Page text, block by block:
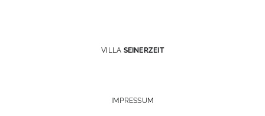
VILLA SEINERZEIT
IMPRESSUM